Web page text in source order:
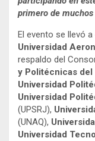
primero de
El evento se llevó
Universidad
respaldo del
y Politécnicas del
Universidad
Universidad
(UPSRJ),
(UNAQ),
Universidad